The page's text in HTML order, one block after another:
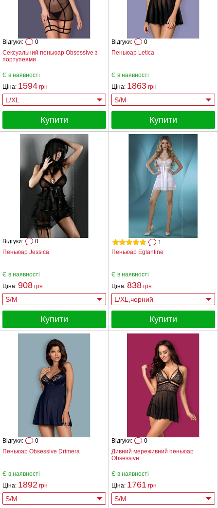
Сексуальний пеньюар Obsessive з
портупеями
Відгуки: 0
Є в наявності
Ціна: 1594 грн
Купити
Пеньюар Letica
Відгуки: 0
Є в наявності
Ціна: 1863 грн
Купити
Пеньюар Jessica
Відгуки: 0
Є в наявності
Ціна: 908 грн
Купити
Пеньюар Eglantine
1
Є в наявності
Ціна: 838 грн
Купити
Пеньюар Obsessive Drimera
Відгуки: 0
Є в наявності
Ціна: 1892 грн
Дивний мереживний пеньюар
Obsessive
Відгуки: 0
Є в наявності
Ціна: 1761 грн